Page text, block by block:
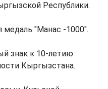
Республики.
медаль "Манас -1000".
знак к 10-летию
Кыргызстана.